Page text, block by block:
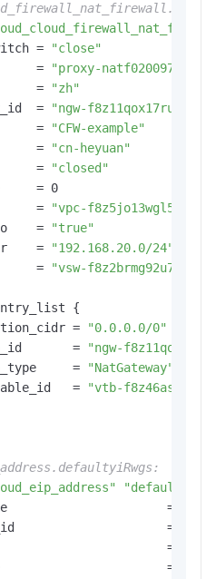
=
"close"
=
"proxy-
=
"zh"
=
"ngw-
=
"CFW-example"
=
"cn-heyuan"
=
"closed"
= 0
=
"vpc-
=
"true"
=
"192.168.20.0/24"
=
"vsw-
{
=
"0.0.0.0/0"
=
"ngw-
=
"NatGateway"
=
"vtb-
=
=
=
=